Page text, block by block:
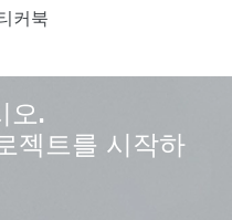
커북
오.
젝트를 시작하